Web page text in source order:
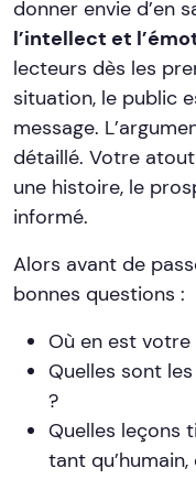
donner envie d’en
l’intellect et
lecteurs dès les
situation, le public
message.
détaillé. Votre
une histoire, le
informé.
Alors avant de
bonnes questions :
Où en est votre
Quelles sont
?
Quelles leçons
tant